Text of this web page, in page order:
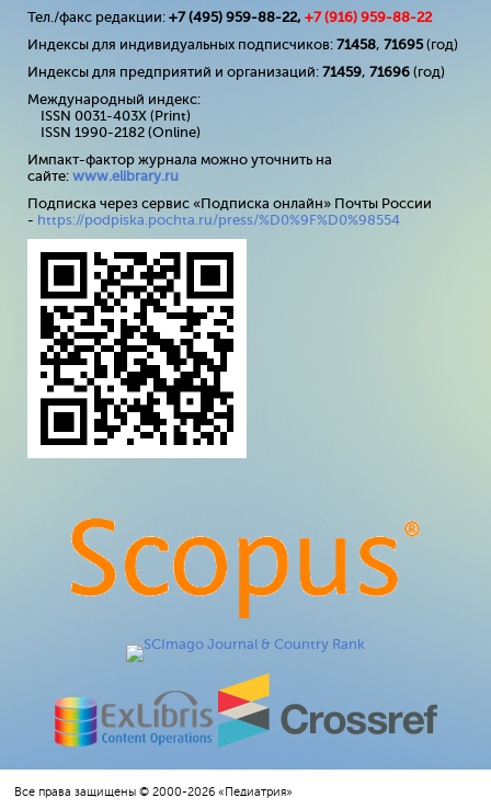
Тел./факс редакции: +7 (495) 959-88-22, +7 (916) 959-88-22
Индексы для индивидуальных подписчиков: 71458, 71695(год)
Индексы для предприятий и организаций: 71459, 71696 (год)
Международный индекс:
ISSN 0031-403X (Print)
ISSN 1990-2182 (Online)
Импакт-фактор журнала можно уточнить на
сайте: www.elibrary.ru
Подписка через сервис «Подписка онлайн» Почты России
- https://podpiska.pochta.ru/press/%D0%9F%D0%98554
Все права защищены © 2000-2026 «Педиатрия»